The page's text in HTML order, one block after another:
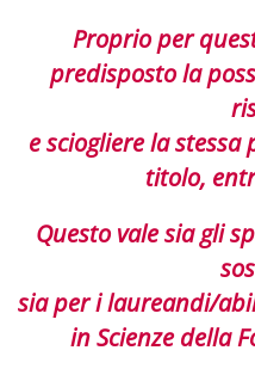
Proprio per
predisposto la
e sciogliere la
titolo,
Questo vale sia gli
sia per i laureandi/
in Scienze della